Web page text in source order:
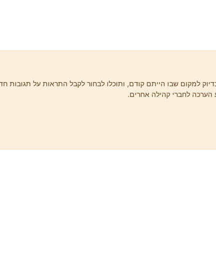
למקום שבו הייתם קודם, ותוכלו לבחור לקבל התראות על תגובות